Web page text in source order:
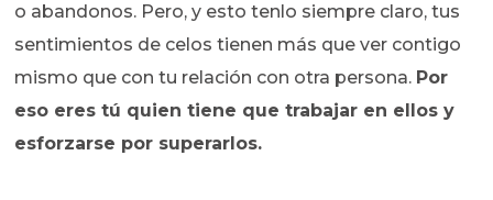
o abandonos. Pero, y esto tenlo siempre claro, tus
sentimientos de celos tienen más que ver contigo
mismo que con tu relación con otra persona. Por
eso eres tú quien tiene que trabajar en ellos y
esforzarse por superarlos.